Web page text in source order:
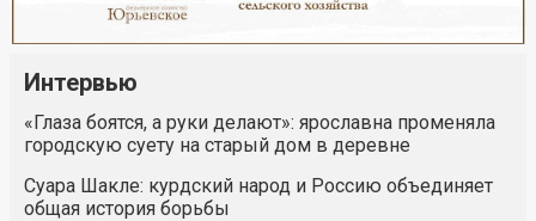
Интервью
«Глаза боятся, а руки делают»: ярославна променяла
городскую суету на старый дом в деревне
Суара Шакле: курдский народ и Россию объединяет
общая история борьбы